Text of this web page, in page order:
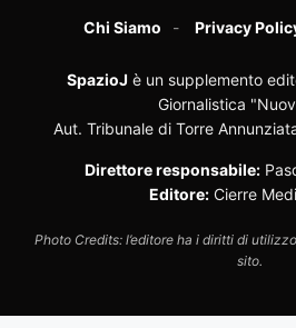
Chi Siamo Privacy
SpazioJ è un supplemento
Giornalistica
Aut. Tribunale di Torre
Direttore responsabile:
Editore: Cierre
Photo Credits: l’editore ha i diritti di
sito.